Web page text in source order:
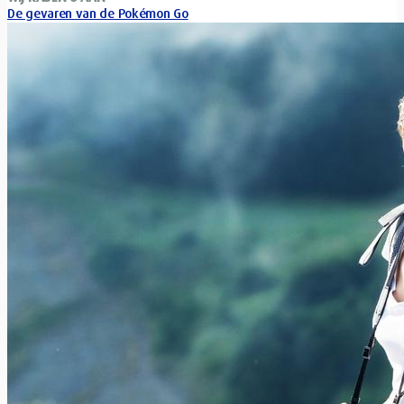
De gevaren van de Pokémon Go
Bent u gebeten door de “Pokémon Go”-microbe? Of laat dit
nieuw virtueel spel u eerder onverschillig? Wees op uw hoede...